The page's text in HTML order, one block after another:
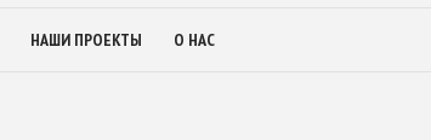
НАШИ ПРОЕКТЫ О НАС